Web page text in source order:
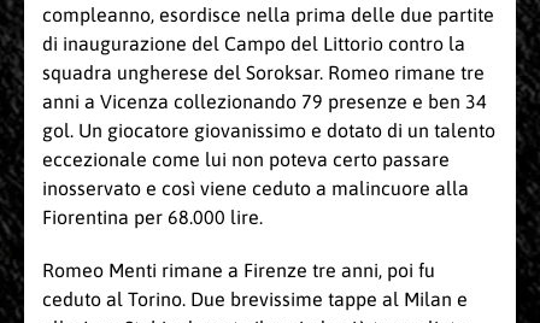
compleanno, esordisce nella prima delle due partite
di inaugurazione del Campo del Littorio contro la
squadra ungherese del Soroksar. Romeo rimane tre
anni a Vicenza collezionando 79 presenze e ben 34
gol. Un giocatore giovanissimo e dotato di un talento
eccezionale come lui non poteva certo passare
inosservato e così viene ceduto a malincuore alla
Fiorentina per 68.000 lire.
Romeo Menti rimane a Firenze tre anni, poi fu
ceduto al Torino. Due brevissime tappe al Milan e